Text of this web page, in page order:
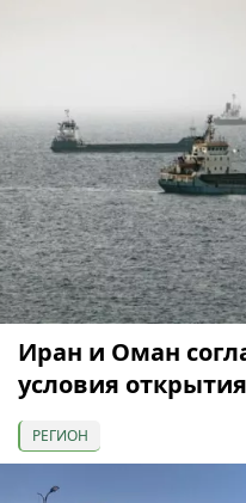
Иран и Оман
условия
РЕГИОН